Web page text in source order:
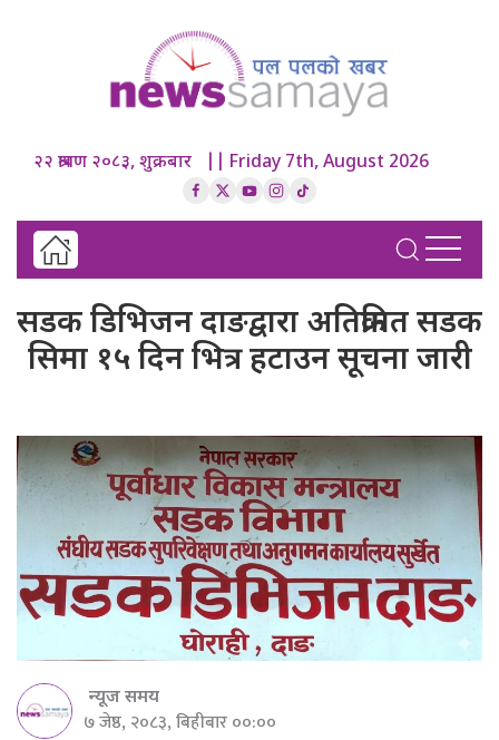
२२ श्रावण २०८३, शुक्रबार || Friday 7th, August 2026
सडक डिभिजन दाङद्वारा अतिक्रमित सडक
सिमा १५ दिन भित्र हटाउन सूचना जारी
न्यूज समय
७ जेष्ठ, २०८३, बिहीबार ००:००